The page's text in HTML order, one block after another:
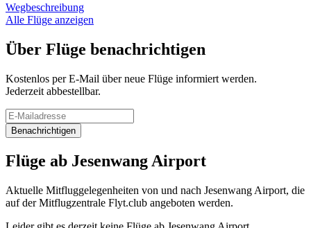
Wegbeschreibung
Alle Flüge anzeigen
Über Flüge benachrichtigen
Kostenlos per E-Mail über neue Flüge informiert werden.
Jederzeit abbestellbar.
Benachrichtigen
Flüge ab Jesenwang Airport
Aktuelle Mitfluggelegenheiten von und nach Jesenwang Airport, die
auf der Mitflugzentrale Flyt.club angeboten werden.